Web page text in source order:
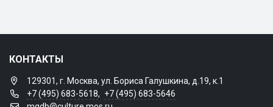
КОНТАКТЫ
129301, г. Москва, ул. Бориса Галушкина, д.19, к.1
+7 (495) 683-5618, +7 (495) 683-5646